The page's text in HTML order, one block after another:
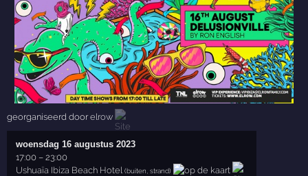
georganiseerd doorelrow
woensdag 16 augustus 2023
17:00 –23:00
Ushuaïa Ibiza Beach Hotel (buiten, strand)